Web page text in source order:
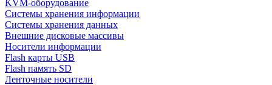
KVM-оборудование
Системы хранения информации
Системы хранения данных
Внешние дисковые массивы
Носители информации
Flash карты USB
Flash память SD
Ленточные носители